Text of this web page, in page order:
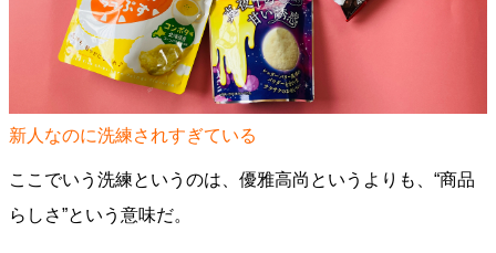
新人なのに洗練されすぎている
ここでいう洗練というのは、優雅高尚というよりも、“商品
らしさ”という意味だ。